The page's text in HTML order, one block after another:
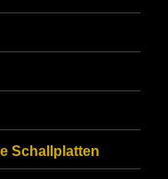
Schallplatten